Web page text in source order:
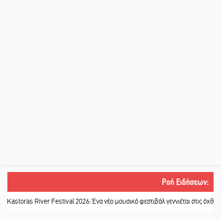
Ροή Ειδήσεων:
River Festival 2026: Ένα νέο μουσικό φεστιβάλ γεννιέται στις όχθες του